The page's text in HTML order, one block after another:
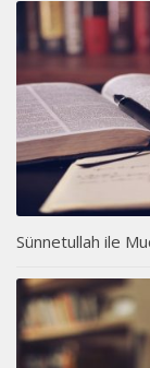
Sünnetullah ile